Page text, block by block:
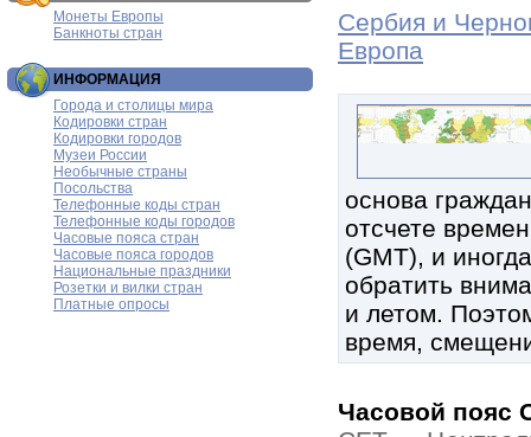
Монеты Европы
Банкноты стран
ИНФОРМАЦИЯ
Города и столицы мира
Кодировки стран
Кодировки городов
Музеи России
Необычные страны
Посольства
Телефонные коды стран
Телефонные коды городов
Часовые пояса стран
Часовые пояса городов
Национальные праздники
Розетки и вилки стран
Платные опросы
Сербия и
Европа
основа
отсчете
(GMT), и
обратить
и летом.
время,
Часовой пояс